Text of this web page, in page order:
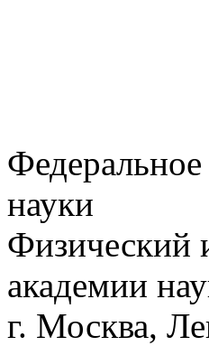
науки
Физический
академии
г. Москва,